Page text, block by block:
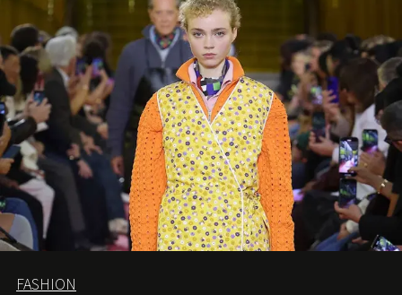
FASHION